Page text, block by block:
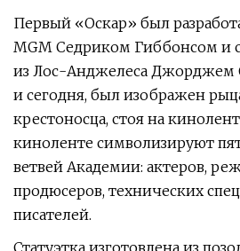
Первый «Оскар» был
MGM Седриком Гиббонсом и
из Лос-Анджелеса Джорджем
и сегодня, был изображен
крестоносца, стоя на
киноленте символизируют
ветвей Академии: актеров,
продюсеров, технических
писателей.
Статуэтка изготовлена ​​из